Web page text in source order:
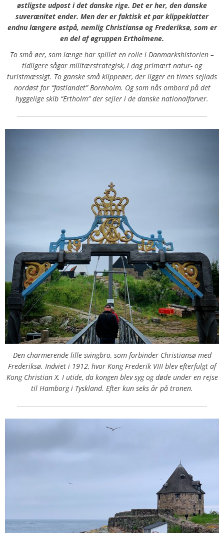
østligste udpost i det danske rige. Det er her, den danske
suverænitet ender. Men der er faktisk et par klippeklatter
endnu længere østpå, nemlig Christiansø og Frederiksø, som er
en del af øgruppen Ertholmene.
To små øer, som længe har spillet en rolle i Danmarkshistorien –
tidligere sågar militærstrategisk, i dag primært natur- og
turistmæssigt. To ganske små klippeøer, der ligger en times sejlads
nordøst for “fastlandet” Bornholm. Og som nås ombord på det
hyggelige skib “Ertholm” der sejler i de danske nationalfarver.
Den charmerende lille svingbro, som forbinder Christiansø med
Frederiksø. Indviet i 1912, hvor Kong Frederik VIII blev efterfulgt af
Kong Christian X. I utide, da kongen blev syg og døde under en rejse
til Hamborg i Tyskland. Efter kun seks år på tronen.